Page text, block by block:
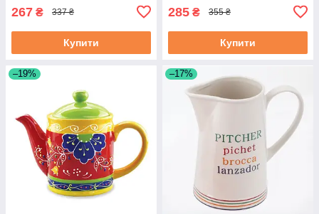
267 ₴ 337 ₴
Купити
285 ₴ 355 ₴
Купити
–19% –17%